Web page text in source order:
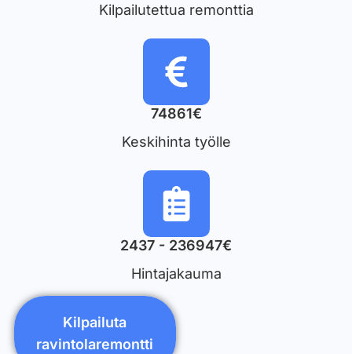
Kilpailutettua remonttia
74861€
Keskihinta työlle
2437 - 236947€
Hintajakauma
Kilpailuta
ravintolaremontti